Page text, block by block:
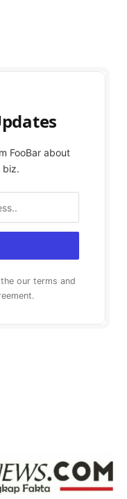
FooBar about
biz.
our terms and